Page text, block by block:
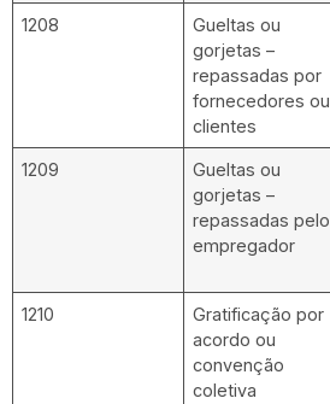
1208
Gueltas ou
gorjetas –
repassadas por
fornecedores ou
clientes
1209
Gueltas ou
gorjetas –
repassadas pelo
empregador
1210
Gratificação por
acordo ou
convenção
coletiva